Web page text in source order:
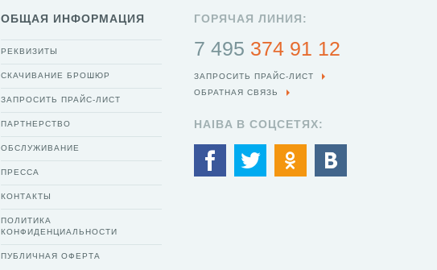
ОБЩАЯ ИНФОРМАЦИЯ
РЕКВИЗИТЫ
СКАЧИВАНИЕ БРОШЮР
ЗАПРОСИТЬ ПРАЙС-ЛИСТ
ПАРТНЕРСТВО
ОБСЛУЖИВАНИЕ
ПРЕССА
КОНТАКТЫ
ПОЛИТИКА
КОНФИДЕНЦИАЛЬНОСТИ
ПУБЛИЧНАЯ ОФЕРТА
ГОРЯЧАЯ ЛИНИЯ:
7 495 374 91 12
ЗАПРОСИТЬ ПРАЙС-ЛИСТ
ОБРАТНАЯ СВЯЗЬ
HAIBA В СОЦСЕТЯХ: